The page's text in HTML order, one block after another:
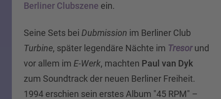
Berliner Clubszene ein.
Seine Sets bei Dubmission im Berliner Club
Turbine, später legendäre Nächte im Tresorund
vor allem im E-Werk, machten Paul van Dyk
zum Soundtrack der neuen Berliner Freiheit.
1994 erschien sein erstes Album "45 RPM" –